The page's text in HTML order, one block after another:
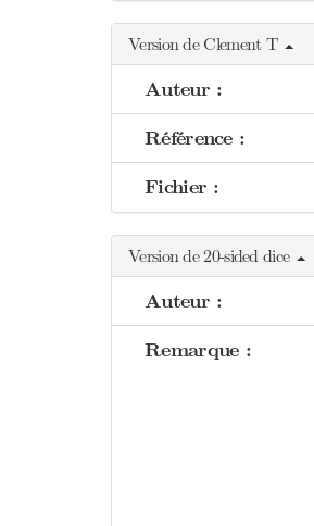
Version de Clement T
Auteur :
Référence :
Fichier :
Version de 20-sided dice
Auteur :
Remarque :